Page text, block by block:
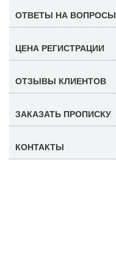
ОТВЕТЫ НА ВОПРОСЫ
ЦЕНА РЕГИСТРАЦИИ
ОТЗЫВЫ КЛИЕНТОВ
ЗАКАЗАТЬ ПРОПИСКУ
КОНТАКТЫ